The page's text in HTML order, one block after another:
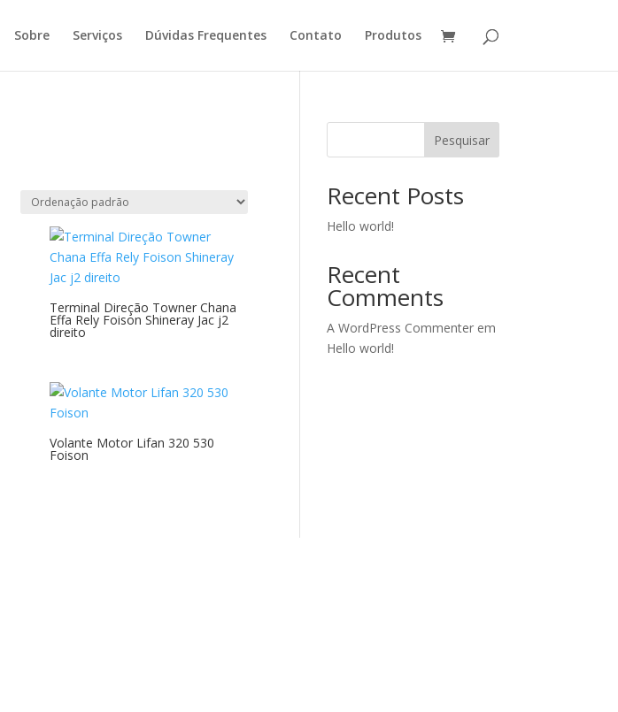
Sobre Serviços Dúvidas Frequentes Contato Produtos
Terminal Direção Towner Chana
Effa Rely Foison Shineray Jac j2
direito
Volante Motor Lifan 320 530
Foison
Pesquisar
Recent Posts
Hello world!
Recent
Comments
A WordPress Commenter em
Hello world!